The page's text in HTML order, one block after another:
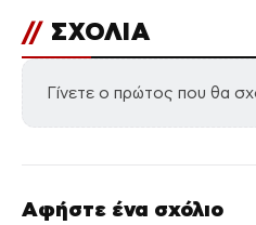
// ΣΧΟΛΙΑ
Γίνετε ο πρώτος που θα
Αφήστε ένα σχόλιο